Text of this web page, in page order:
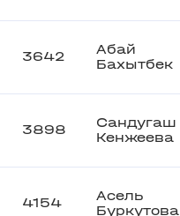
3642
Абай
Бахытбек
3898
Сандугаш
Кенжеева
4154
Асель
Буркутова